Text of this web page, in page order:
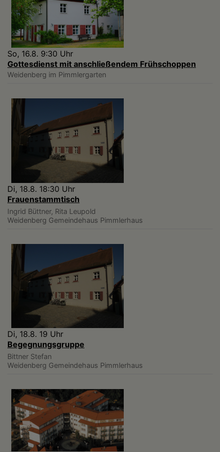
So, 16.8. 9:30 Uhr
Gottesdienst mit anschließendem Frühschoppen
Weidenberg im Pimmlergarten
Di, 18.8. 18:30 Uhr
Frauenstammtisch
Ingrid Büttner, Rita Leupold
Weidenberg Gemeindehaus Pimmlerhaus
Di, 18.8. 19 Uhr
Begegnungsgruppe
Bittner Stefan
Weidenberg Gemeindehaus Pimmlerhaus